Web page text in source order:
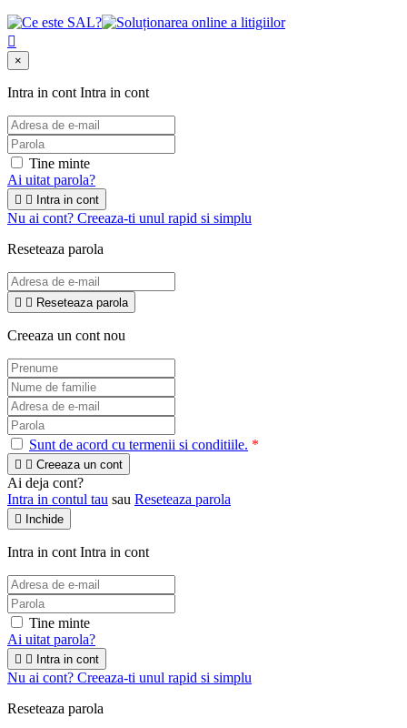

×
Intra in cont Intra in cont
Tine minte
Ai uitat parola?
  Intra in cont
Nu ai cont? Creeaza-ti unul rapid si simplu
Reseteaza parola
  Reseteaza parola
Creeaza un cont nou
Sunt de acord cu termenii si conditiile. *
  Creeaza un cont
Ai deja cont?
Intra in contul tau sau Reseteaza parola
 Inchide
Intra in cont Intra in cont
Tine minte
Ai uitat parola?
  Intra in cont
Nu ai cont? Creeaza-ti unul rapid si simplu
Reseteaza parola